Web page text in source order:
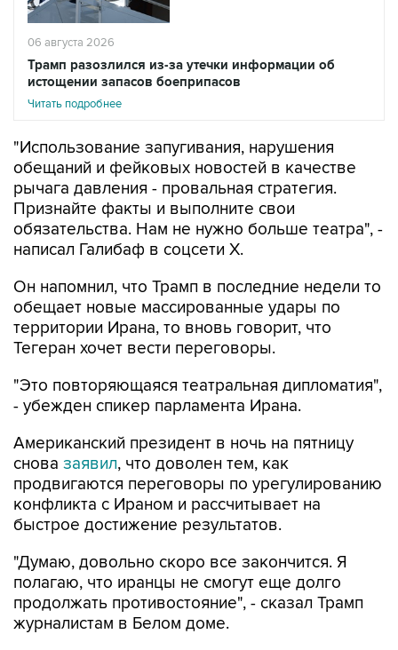
06 августа 2026
Трамп разозлился из-за утечки информации об
истощении запасов боеприпасов
Читать подробнее
"Использование запугивания, нарушения
обещаний и фейковых новостей в качестве
рычага давления - провальная стратегия.
Признайте факты и выполните свои
обязательства. Нам не нужно больше театра", -
написал Галибаф в соцсети X.
Он напомнил, что Трамп в последние недели то
обещает новые массированные удары по
территории Ирана, то вновь говорит, что
Тегеран хочет вести переговоры.
"Это повторяющаяся театральная дипломатия",
- убежден спикер парламента Ирана.
Американский президент в ночь на пятницу
снова заявил, что доволен тем, как
продвигаются переговоры по урегулированию
конфликта с Ираном и рассчитывает на
быстрое достижение результатов.
"Думаю, довольно скоро все закончится. Я
полагаю, что иранцы не смогут еще долго
продолжать противостояние", - сказал Трамп
журналистам в Белом доме.